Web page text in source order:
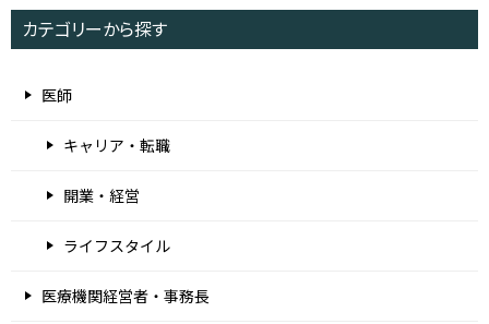
カテゴリーから探す
医師
キャリア・転職
開業・経営
ライフスタイル
医療機関経営者・事務長